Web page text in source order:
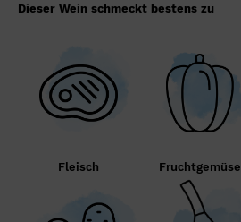
Dieser Wein schmeckt bestens zu
Fleisch Fruchtgemüse